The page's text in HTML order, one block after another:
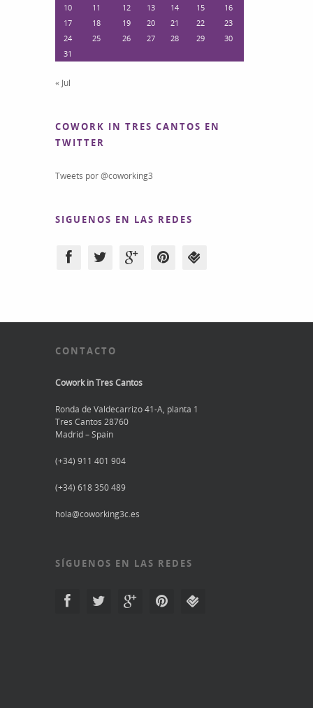
10
11 12 13 14 15
16
17
18 19 20 21 22
23
24
25 26 27 28 29
30
31
« Jul
COWORK IN TRES CANTOS EN
TWITTER
Tweets por @coworking3
SIGUENOS EN LAS REDES
CONTACTO
Cowork in Tres Cantos
Ronda de Valdecarrizo 41-A, planta 1
Tres Cantos 28760
Madrid – Spain
(+34) 911 401 904
(+34) 618 350 489
hola@coworking3c.es
SÍGUENOS EN LAS REDES